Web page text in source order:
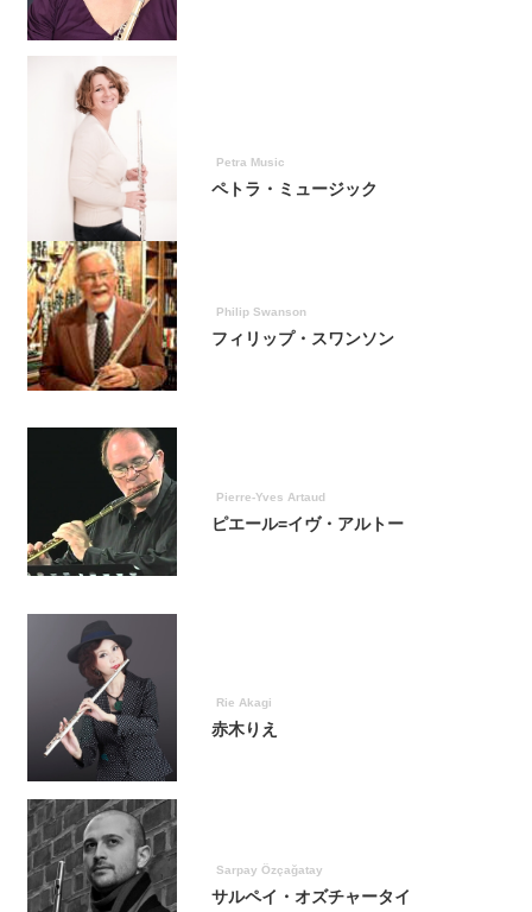
ペトラ・ミュージック
Petra Music
フィリップ・スワンソン
Philip Swanson
ピエール=イヴ・アルトー
Pierre-Yves Artaud
赤木りえ
Rie Akagi
サルペイ・オズチャータイ
Sarpay Özçağatay